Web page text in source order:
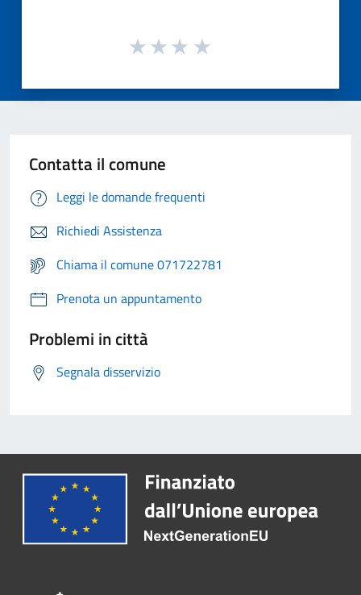
Contatta il comune
Leggi le domande frequenti
Richiedi Assistenza
Chiama il comune 071722781
Prenota un appuntamento
Problemi in città
Segnala disservizio